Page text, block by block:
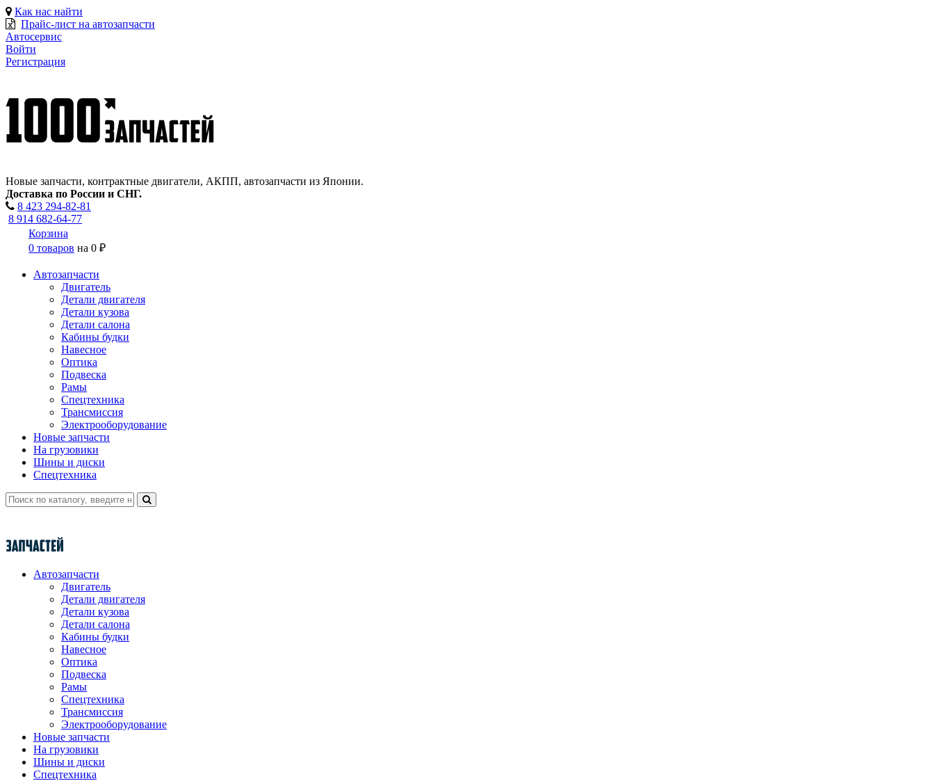
Как нас найти
Прайс-лист на автозапчасти
Автосервис
Войти
Регистрация
Новые запчасти, контрактные двигатели, АКПП, автозапчасти из Японии.
Доставка по России и СНГ.
8 423 294-82-81
8 914 682-64-77
Корзина
0 товаров на 0 ₽
Автозапчасти
Двигатель
Детали двигателя
Детали кузова
Детали салона
Кабины будки
Навесное
Оптика
Подвеска
Рамы
Спецтехника
Трансмиссия
Электрооборудование
Новые запчасти
На грузовики
Шины и диски
Спецтехника
Автозапчасти
Двигатель
Детали двигателя
Детали кузова
Детали салона
Кабины будки
Навесное
Оптика
Подвеска
Рамы
Спецтехника
Трансмиссия
Электрооборудование
Новые запчасти
На грузовики
Шины и диски
Спецтехника